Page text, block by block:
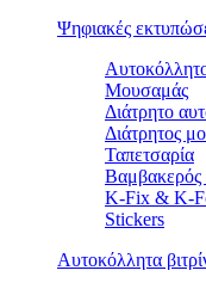
Ψηφιακές
Μουσαμάς
Διάτρητο
Διάτρητος
Ταπετσαρία
Βαμβακερός
K-Fix & K-
Stickers
Αυτοκόλλητα